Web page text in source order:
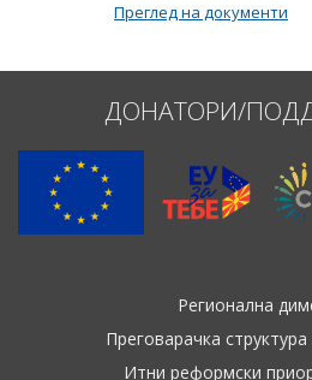
Преглед на документи
ДОНАТОРИ/
Регионална
Преговарачка
Итни реформски